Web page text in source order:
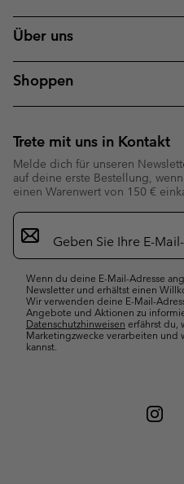
Über uns
Shoppen
Trete mit uns in Kontakt
Melde dich für unseren
auf deine erste Bestellung,
einen Warenwert von 150 €
Newsletter-
Anmeldung
Wenn du deine E-Mail-Adresse
Newsletter und erhältst einen
Wir verwenden deine E-Mail-
Angebote und Aktionen zu
Datenschutzhinweisen erfährst du,
Marketingzwecke verarbeiten
kannst.